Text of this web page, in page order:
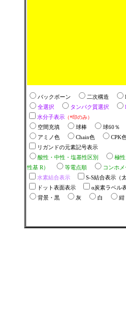
バックボーン 二次構造
全選択
タンパク質選択
水分子表示 （*印のみ）
空間充填
球棒 球60％
アミノ色
Chain色
リガンドの元素記号表示
酸性・中性・塩基性区別
極
性基 R）
等電点順 コンホ
水素結合表示
S-S結合表示（太
ドット表面表示
α炭素ラベル
背景・黒
灰 白 紺